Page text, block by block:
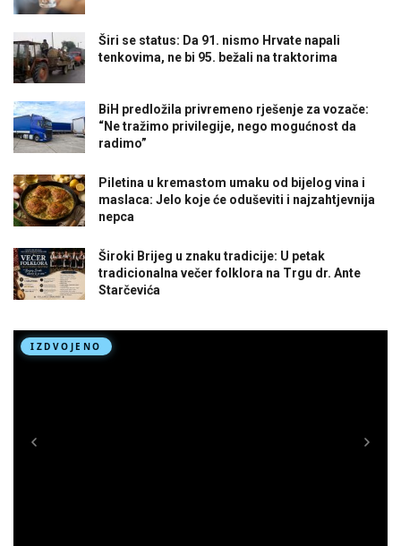
Širi se status: Da 91. nismo Hrvate napali
tenkovima, ne bi 95. bežali na traktorima
BiH predložila privremeno rješenje za vozače:
“Ne tražimo privilegije, nego mogućnost da
radimo”
Piletina u kremastom umaku od bijelog vina i
maslaca: Jelo koje će oduševiti i najzahtjevnija
nepca
Široki Brijeg u znaku tradicije: U petak
tradicionalna večer folklora na Trgu dr. Ante
Starčevića